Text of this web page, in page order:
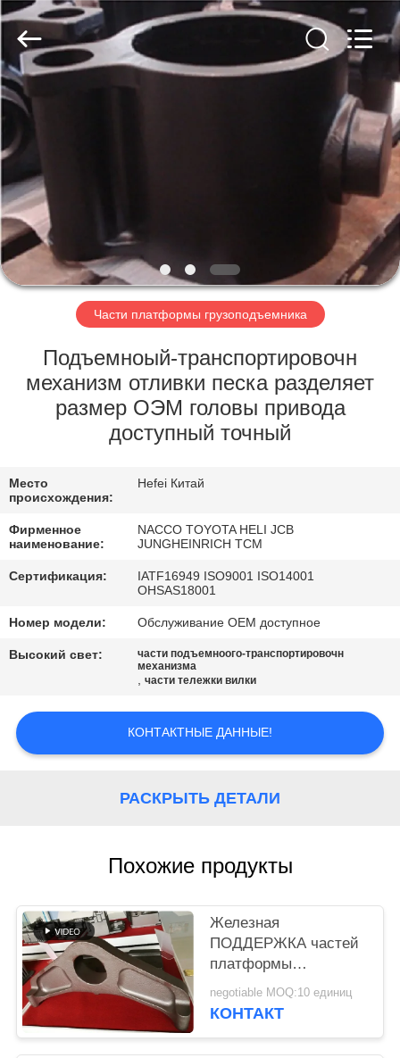
ДОМ
ПРОДУКТЫ
О
НАС
ПУТЕШЕСТВИЕ
ФАБРИКИ
ПРОВЕРКА
КАЧЕСТВА
МЫ
НОВОСТИ
ЦИТАТУ
САЙТА
Casting
&
Forging
Factory.
Rights
Reserved.
Developed
by
ECER
Части платформы грузоподъемника
Подъемноый-транспортировочн
механизм отливки песка разделяет
размер ОЭМ головы привода
доступный точный
Место
происхождения:
Hefei Китай
Фирменное
наименование:
NACCO TOYOTA HELI JCB
JUNGHEINRICH TCM
Сертификация:
IATF16949 ISO9001 ISO14001
OHSAS18001
Номер модели: Обслуживание OEM доступное
Высокий свет:
части подъемноого-транспортировочн
механизма
,части тележки вилки
КОНТАКТНЫЕ ДАННЫЕ!
РАСКРЫТЬ ДЕТАЛИ
Похожие продукты
Железная
ПОДДЕРЖКА частей
платформы
грузоподъемника
отливки с небольшим
negotiable MOQ:10 единиц
КОНТАКТ